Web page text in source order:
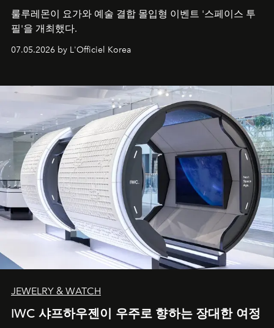
룰루레몬이 요가와 예술 결합 몰입형 이벤트 '스페이스 투
필'을 개최했다.
07.05.2026 by L'Officiel Korea
JEWELRY & WATCH
IWC 샤프하우젠이 우주로 향하는 장대한 여정